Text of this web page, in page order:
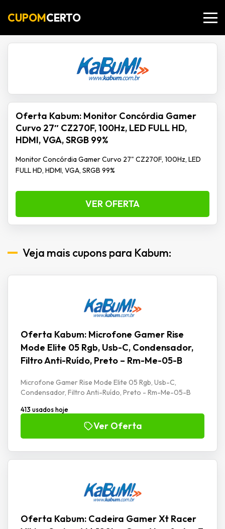
CUPOMCERTO
Oferta Kabum: Monitor Concórdia Gamer
Curvo 27″ CZ270F, 100Hz, LED FULL HD,
HDMI, VGA, SRGB 99%
Monitor Concórdia Gamer Curvo 27" CZ270F, 100Hz, LED
FULL HD, HDMI, VGA, SRGB 99%
VER OFERTA
Veja mais cupons para Kabum:
Oferta Kabum: Microfone Gamer Rise
Mode Elite 05 Rgb, Usb-C, Condensador,
Filtro Anti-Ruído, Preto – Rm-Me-05-B
Microfone Gamer Rise Mode Elite 05 Rgb, Usb-C,
Condensador, Filtro Anti-Ruído, Preto - Rm-Me-05-B
413 usados hoje
Ver Oferta
Oferta Kabum: Cadeira Gamer Xt Racer